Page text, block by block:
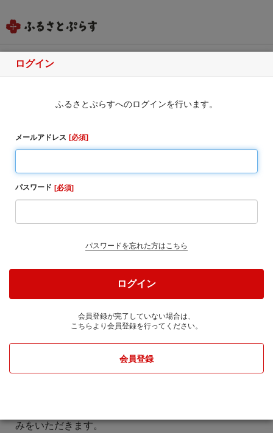
ふるさと納税のお申込み
いつも男鹿市を応援いただき、ありがとうございま
す。
令和8年熊本地震の影響により、現在、以下の地域にお
いて、 お荷物の出荷停止や配送遅延が発生する可能性
■出荷不可の可能性がある地域
■お荷物のお届けに遅延が生じる可能性がある地域
大変ご迷惑をおかけいたしますが、ご理解・ご了承賜
夏季休業期間中（8月8日～8月16日）も、ご寄附のお申
なお、返礼品は発送元事業者のお休みにより発送時期
みをいただきます。
ログイン
ふるさとぷらすへのログインを行います。
メールアドレス 必須
パスワード 必須
パスワードを忘れた方はこちら
ログイン
会員登録が完了していない場合は、
こちらより会員登録を行ってください。
会員登録